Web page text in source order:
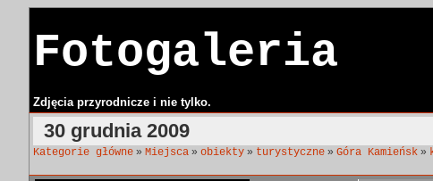
Fotogaleria
Zdjęcia przyrodnicze i nie tylko.
30 grudnia 2009
Kategorie główne » Miejsca » obiekty » turystyczne » Góra Kamieńsk »